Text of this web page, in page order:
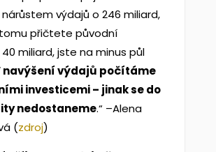
výdajů o 246 miliard,
přičtete původní
miliard, jste na minus půl
navýšení výdajů počítáme
investicemi – jinak se do
nedostaneme.“ –Alena
(zdroj)